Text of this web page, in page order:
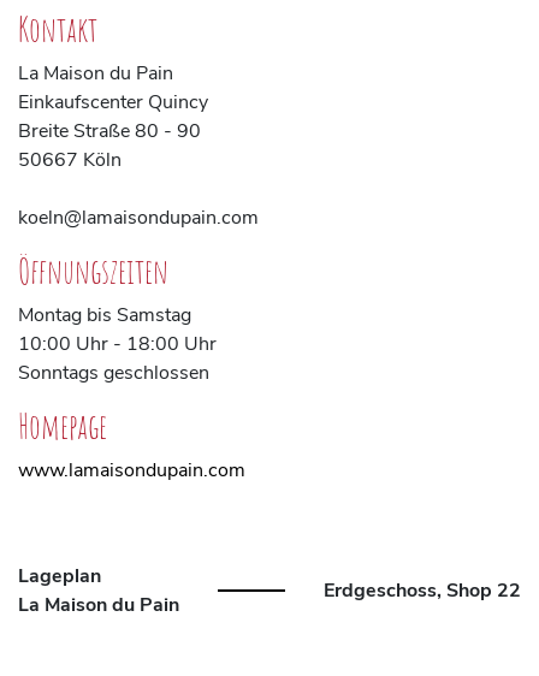
Kontakt
La Maison du Pain
Einkaufscenter Quincy
Breite Straße 80 - 90
50667 Köln
koeln@lamaisondupain.com
Öffnungszeiten
Montag bis Samstag
10:00 Uhr - 18:00 Uhr
Sonntags geschlossen
Homepage
www.lamaisondupain.com
Lageplan
La Maison du Pain
Erdgeschoss, Shop 22